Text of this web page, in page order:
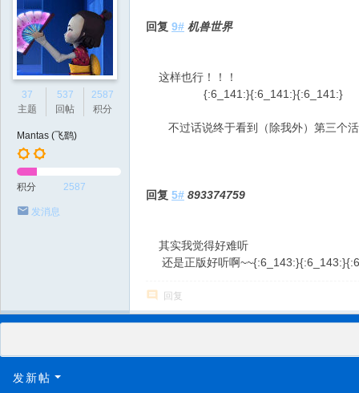
37
主题
537
回帖
2587
积分
Mantas (飞鹞)
积分 2587
发消息
回复 9# 机兽世界
这样也行！！！
{:6_141:}{:6_141:}{:6_141:}
不过话说终于看到（除我外）第三个
回复 5# 893374759
其实我觉得好难听
还是正版好听啊
回复
发新帖